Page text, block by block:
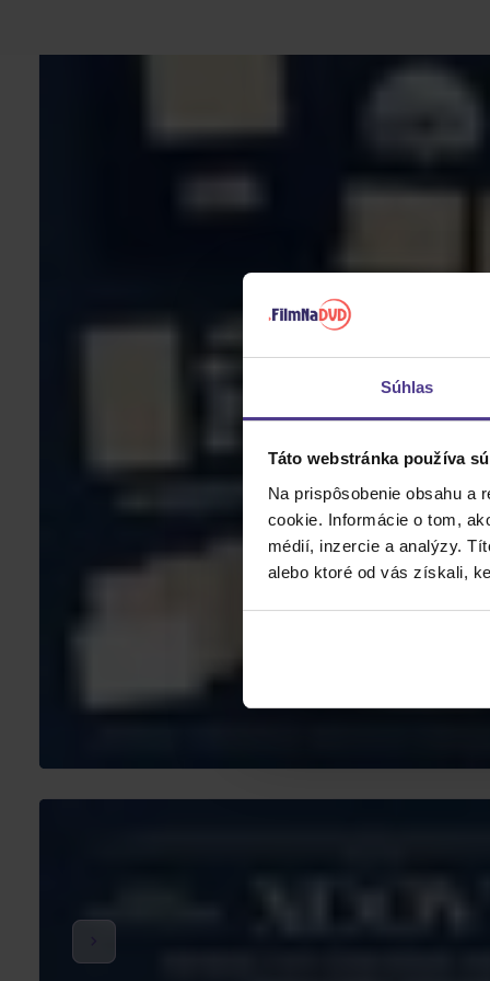
Súhlas
Táto webstránka používa
Na prispôsobenie obsahu a
cookie. Informácie o tom,
médií, inzercie a analýzy.
alebo ktoré od vás získali,